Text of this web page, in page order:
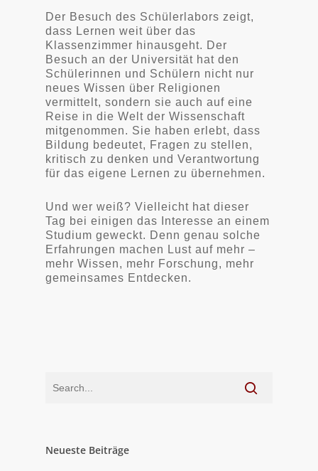
Der Besuch des Schülerlabors zeigt,
dass Lernen weit über das
Klassenzimmer hinausgeht. Der
Besuch an der Universität hat den
Schülerinnen und Schülern nicht nur
neues Wissen über Religionen
vermittelt, sondern sie auch auf eine
Reise in die Welt der Wissenschaft
mitgenommen. Sie haben erlebt, dass
Bildung bedeutet, Fragen zu stellen,
kritisch zu denken und Verantwortung
für das eigene Lernen zu übernehmen.
Und wer weiß? Vielleicht hat dieser
Tag bei einigen das Interesse an einem
Studium geweckt. Denn genau solche
Erfahrungen machen Lust auf mehr –
mehr Wissen, mehr Forschung, mehr
gemeinsames Entdecken.
Neueste Beiträge